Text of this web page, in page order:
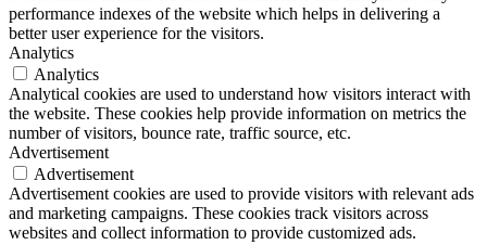
performance indexes of the website which helps in delivering a
better user experience for the visitors.
Analytics
Analytics
Analytical cookies are used to understand how visitors interact with
the website. These cookies help provide information on metrics the
number of visitors, bounce rate, traffic source, etc.
Advertisement
Advertisement
Advertisement cookies are used to provide visitors with relevant ads
and marketing campaigns. These cookies track visitors across
websites and collect information to provide customized ads.